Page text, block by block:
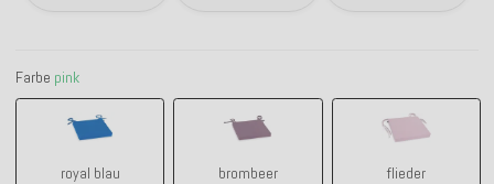
Farbe pink
royal blau brombeer flieder
flieder